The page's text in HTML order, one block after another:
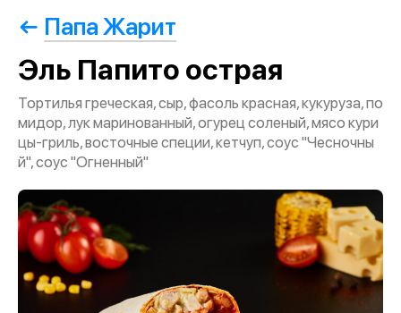
Папа Жарит
Эль Папито острая
Тортилья греческая, сыр, фасоль красная, кукуруза, по
мидор, лук маринованный, огурец соленый, мясо кури
цы-гриль, восточные специи, кетчуп, соус "Чесночны
й", соус "Огненный"